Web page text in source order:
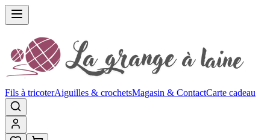
Fils à tricoterAiguilles & crochetsMagasin & ContactCarte cadeau